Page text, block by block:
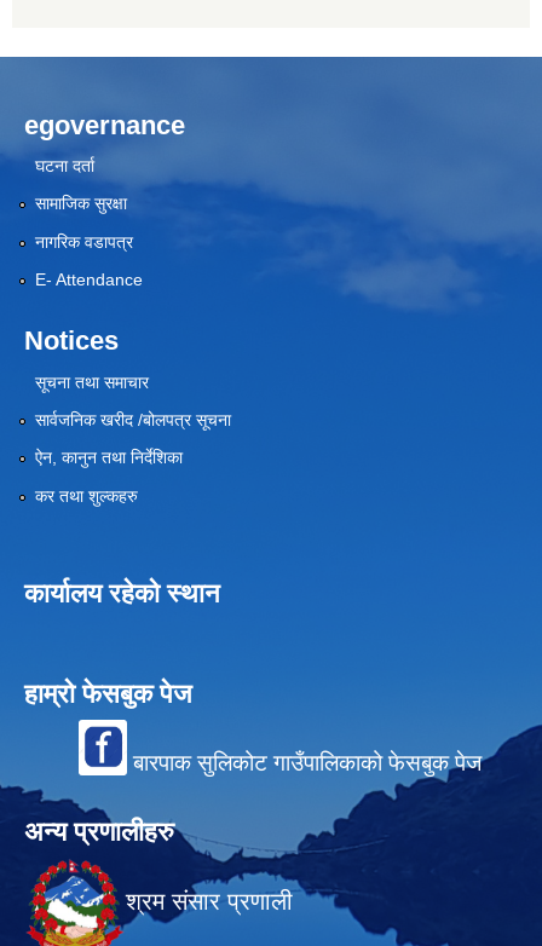
egovernance
घटना दर्ता
सामाजिक सुरक्षा
नागरिक वडापत्र
E- Attendance
Notices
सूचना तथा समाचार
सार्वजनिक खरीद /बोलपत्र सूचना
ऐन, कानुन तथा निर्देशिका
कर तथा शुल्कहरु
कार्यालय रहेको स्थान
हाम्रो फेसबुक पेज
बारपाक सुलिकोट गाउँपालिकाको फेसबुक पेज
अन्य प्रणालीहरु
श्रम संसार प्रणाली